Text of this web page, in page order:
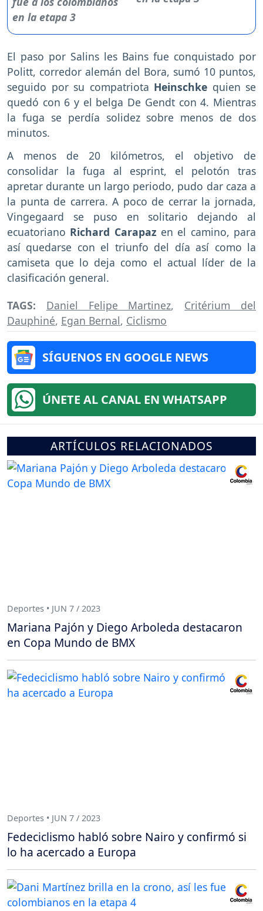
El paso por Salins les Bains fue conquistado por
Politt, corredor alemán del Bora, sumó 10 puntos,
seguido por su compatriota Heinschke quien se
quedó con 6 y el belga De Gendt con 4. Mientras
la fuga se perdía solidez sobre menos de dos
minutos.
A menos de 20 kilómetros, el objetivo de
consolidar la fuga al esprint, el pelotón tras
apretar durante un largo periodo, pudo dar caza a
la punta de carrera. A poco de cerrar la jornada,
Vingegaard se puso en solitario dejando al
ecuatoriano Richard Carapaz en el camino, para
así quedarse con el triunfo del día así como la
camiseta que lo deja como el actual líder de la
clasificación general.
TAGS: Daniel Felipe Martinez, Critérium del
Dauphiné, Egan Bernal, Ciclismo
SÍGUENOS EN GOOGLE NEWS
ÚNETE AL CANAL EN WHATSAPP
ARTÍCULOS RELACIONADOS
Deportes • JUN 7 / 2023
Mariana Pajón y Diego Arboleda destacaron
en Copa Mundo de BMX
Deportes • JUN 7 / 2023
Fedeciclismo habló sobre Nairo y confirmó si
lo ha acercado a Europa